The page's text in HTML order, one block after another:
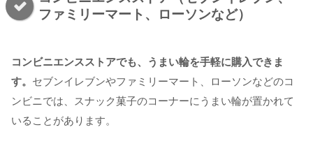
ファミリーマート、ローソンなど）
コンビニエンスストアでも、うまい輪を手軽に購入できま
す。 セブンイレブンやファミリーマート、ローソンなどのコ
ンビニでは、スナック菓子のコーナーにうまい輪が置かれて
いることがあります。